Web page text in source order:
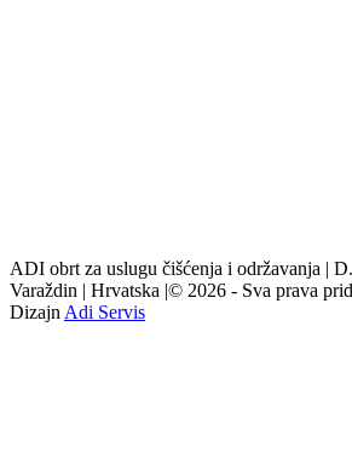
ADI obrt za uslugu čišćenja i održavanja |
Varaždin | Hrvatska |© 2026 - Sva prava
Dizajn Adi Servis